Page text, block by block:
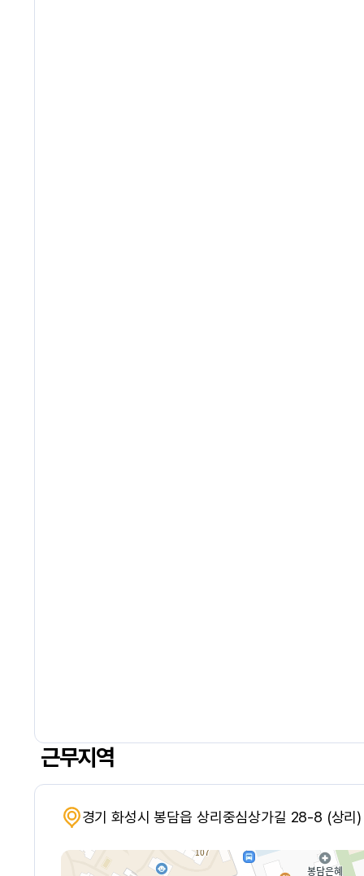
근무지역
경기 화성시 봉담읍 상리중심상가길 28-8 (상리)